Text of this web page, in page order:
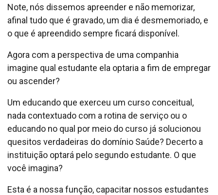
Note, nós dissemos apreender e não memorizar,
afinal tudo que é gravado, um dia é desmemoriado, e
o que é apreendido sempre ficará disponível.
Agora com a perspectiva de uma companhia
imagine qual estudante ela optaria a fim de empregar
ou ascender?
Um educando que exerceu um curso conceitual,
nada contextuado com a rotina de serviço ou o
educando no qual por meio do curso já solucionou
quesitos verdadeiras do domínio Saúde? Decerto a
instituição optará pelo segundo estudante. O que
você imagina?
Esta é a nossa função, capacitar nossos estudantes